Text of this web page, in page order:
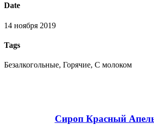
Date
14 ноября 2019
Tags
Безалкогольные, Горячие, С молоком
Сироп Красный